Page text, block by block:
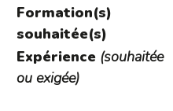
Formation(s)
souhaitée(s)
Expérience (souhaitée
ou exigée)